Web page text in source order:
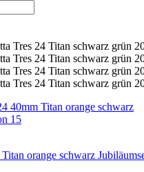
orange schwarz